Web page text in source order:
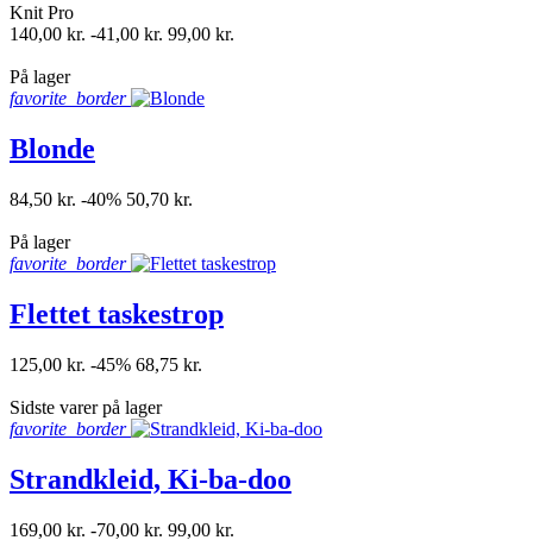
Knit Pro
140,00 kr. -41,00 kr. 99,00 kr.
På lager
favorite_border
Blonde
84,50 kr. -40% 50,70 kr.
På lager
favorite_border
Flettet taskestrop
125,00 kr. -45% 68,75 kr.
Sidste varer på lager
favorite_border
Strandkleid, Ki-ba-doo
169,00 kr. -70,00 kr. 99,00 kr.